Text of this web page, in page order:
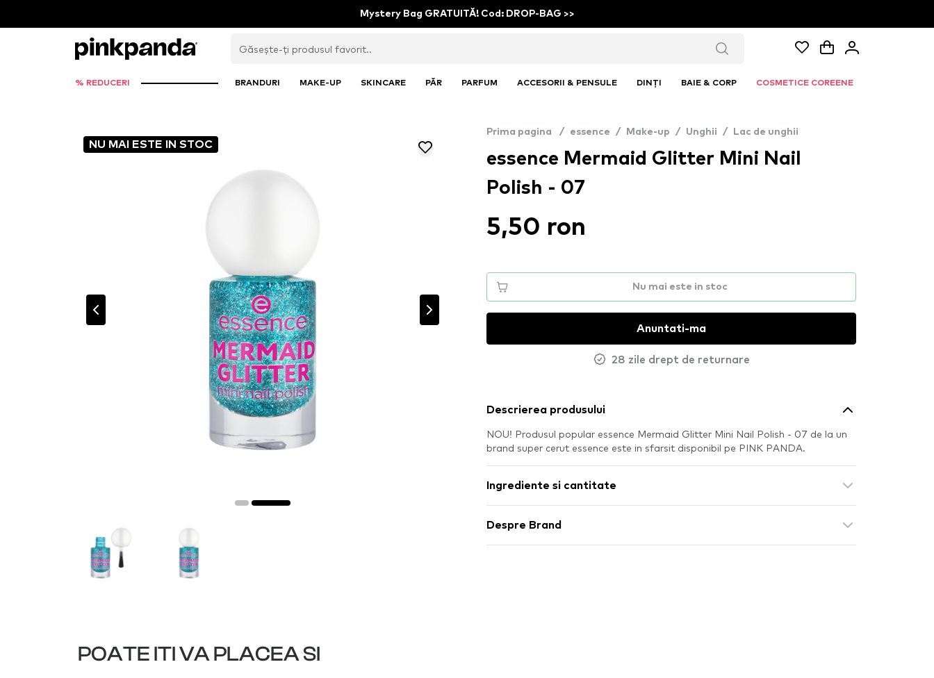
Mystery Bag GRATUITĂ! Cod: DROP-BAG >>
% REDUCERI BRANDURI MAKE-UP SKINCARE PĂR PARFUM ACCESORII & PENSULE DINȚI BAIE & CORP COSMETICE COREENE
NU MAI ESTE IN STOC
Prima pagina / essence / Make-up / Unghii / Lac de unghii
essence Mermaid Glitter Mini Nail
Polish - 07
5,50 ron
Nu mai este in stoc
Anuntati-ma
28 zile drept de returnare
Descrierea produsului
NOU! Produsul popular essence Mermaid Glitter Mini Nail Polish - 07 de la un
brand super cerut essence este in sfarsit disponibil pe PINK PANDA.
Ingrediente si cantitate
Despre Brand
POATE ITI VA PLACEA SI